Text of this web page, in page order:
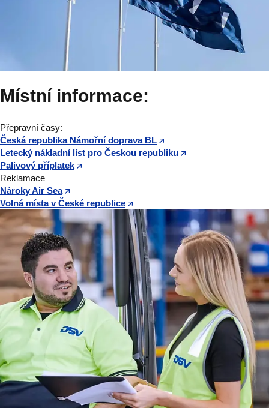
Místní informace:
Přepravní časy:
Česká republika Námořní doprava BL
Letecký nákladní list pro Českou republiku
Palivový příplatek
Reklamace
Nároky Air Sea
Volná místa v České republice